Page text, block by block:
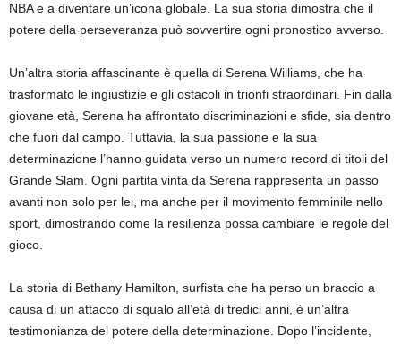
NBA e a diventare un’icona globale. La sua storia dimostra che il
potere della perseveranza può sovvertire ogni pronostico avverso.
Un’altra storia affascinante è quella di Serena Williams, che ha
trasformato le ingiustizie e gli ostacoli in trionfi straordinari. Fin dalla
giovane età, Serena ha affrontato discriminazioni e sfide, sia dentro
che fuori dal campo. Tuttavia, la sua passione e la sua
determinazione l’hanno guidata verso un numero record di titoli del
Grande Slam. Ogni partita vinta da Serena rappresenta un passo
avanti non solo per lei, ma anche per il movimento femminile nello
sport, dimostrando come la resilienza possa cambiare le regole del
gioco.
La storia di Bethany Hamilton, surfista che ha perso un braccio a
causa di un attacco di squalo all’età di tredici anni, è un’altra
testimonianza del potere della determinazione. Dopo l’incidente,